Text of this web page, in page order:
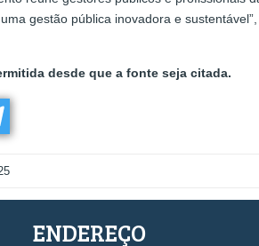
gestão pública inovadora e
desde que a fonte seja citada.
ENDEREÇO